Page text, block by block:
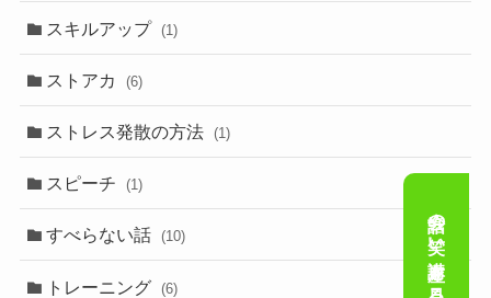
スキルアップ (1)
ストアカ (6)
ストレス発散の方法 (1)
スピーチ (1)
すべらない話 (10)
トレーニング (6) 会話の笑い講座を見る